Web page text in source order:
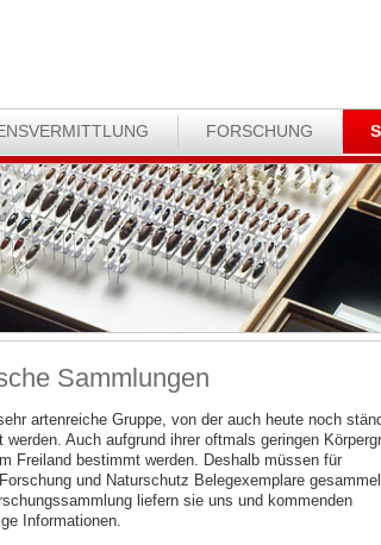
FORSCHUNG
Sammlungen
artenreiche Gruppe, von der auch heute noch
werden. Auch aufgrund ihrer oftmals geringen
Freiland bestimmt werden. Deshalb müssen für
und Naturschutz Belegexemplare
liefern sie uns und kommenden
Informationen.